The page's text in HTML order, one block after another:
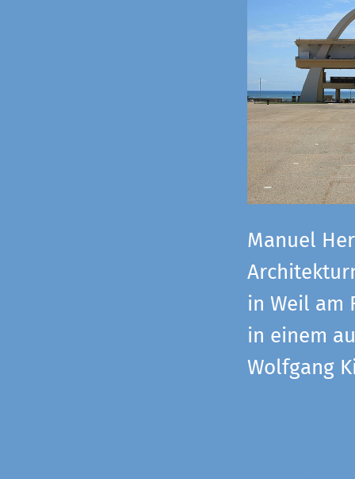
Manuel
in Weil am
in einem
Wolfgang